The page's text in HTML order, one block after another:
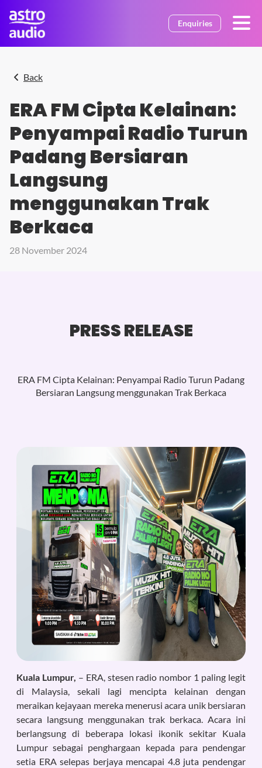
Skip to main content
Enquiries
Back
ERA FM Cipta Kelainan:
Penyampai Radio Turun
Padang Bersiaran
Langsung
menggunakan Trak
Berkaca
28 November 2024
PRESS RELEASE
ERA FM Cipta Kelainan: Penyampai Radio Turun Padang
Bersiaran Langsung menggunakan Trak Berkaca
Kuala Lumpur, – ERA, stesen radio nombor 1 paling legit
di Malaysia, sekali lagi mencipta kelainan dengan
meraikan kejayaan mereka menerusi acara unik bersiaran
secara langsung menggunakan trak berkaca. Acara ini
berlangsung di beberapa lokasi ikonik sekitar Kuala
Lumpur sebagai penghargaan kepada para pendengar
setia ERA selepas berjaya mencapai 4.8 juta pendengar